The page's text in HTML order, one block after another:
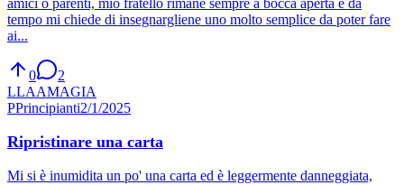
amici o parenti, mio fratello rimane sempre a bocca aperta e da
tempo mi chiede di insegnargliene uno molto semplice da poter fare
ai...
0
2
LLAAMAGIA
PPrincipianti2/1/2025
Ripristinare una carta
Mi si è inumidita un po' una carta ed è leggermente danneggiata,